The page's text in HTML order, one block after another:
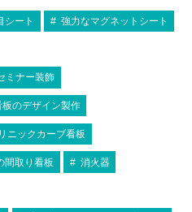
シート 強力なマグネットシート
ミナー装飾
板のデザイン製作
ニックカーブ看板
間取り看板 消火器